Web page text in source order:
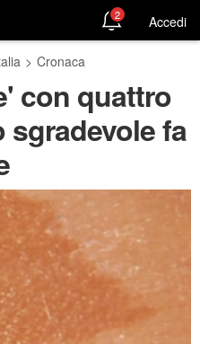
2 Accedi
> Cronaca
con quattro
fa